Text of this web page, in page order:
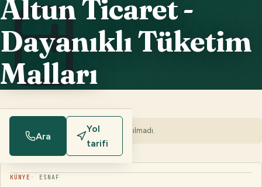
Altun Ticaret -
Dayanıklı Tüketim
Malları
Ara
Yol
tarifi
Bu işletme için henüz fotoğraf paylaşılmadı.
KÜNYE ESNAF